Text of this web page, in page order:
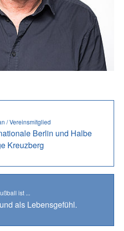
/ Vereinsmitglied
Berlin und Halbe
Kreuzberg
ist ...
als Lebensgefühl.